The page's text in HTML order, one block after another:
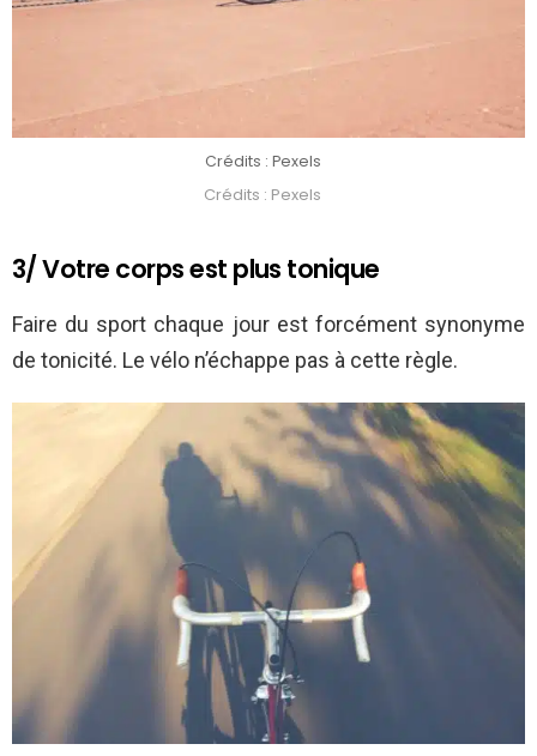
Crédits : Pexels
Crédits : Pexels
3/ Votre corps est plus tonique
Faire du sport chaque jour est forcément synonyme
de tonicité. Le vélo n’échappe pas à cette règle.